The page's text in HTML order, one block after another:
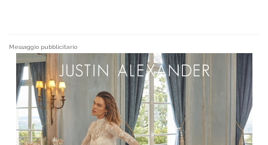
Messaggio pubblicitario